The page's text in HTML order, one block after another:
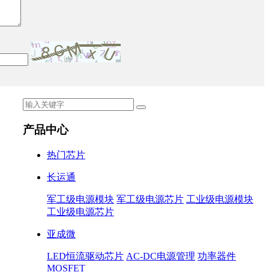
产品中心
热门芯片
长运通
军工级电源模块 军工级电源芯片 工业级电源模块
工业级电源芯片
亚成微
LED恒流驱动芯片 AC-DC电源管理 功率器件
MOSFET